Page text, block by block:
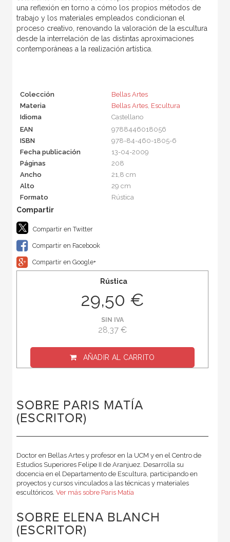
una reflexión en torno a cómo los propios métodos de
trabajo y los materiales empleados condicionan el
proceso creativo, renovando la valoración de la escultura
desde la interrelación de las distintas aproximaciones
contemporáneas a la realización artística.
Colección
Bellas Artes
Materia
Bellas Artes, Escultura
Idioma
Castellano
EAN
9788446018056
ISBN
978-84-460-1805-6
Fecha publicación
13-04-2009
Páginas
208
Ancho
21,8 cm
Alto
29 cm
Formato
Rústica
Compartir en Twitter
Compartir en Facebook
Compartir en Google+
Rústica
29,50 €
SIN IVA
28,37 €
AÑADIR AL CARRITO
SOBRE PARIS MATÍA
(ESCRITOR)
Doctor en Bellas Artes y profesor en la UCM y en el Centro de
Estudios Superiores Felipe II de Aranjuez. Desarrolla su
docencia en el Departamento de Escultura, participando en
proyectos y cursos vinculados a las técnicas y materiales
escultóricos. Ver más sobre Paris Matía
SOBRE ELENA BLANCH
(ESCRITOR)